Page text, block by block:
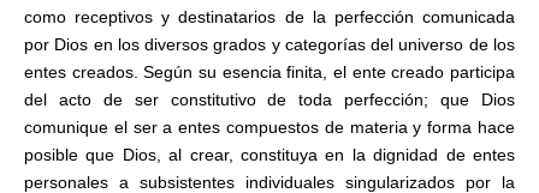
como receptivos y destinatarios de la perfección comunicada
por Dios en los diversos grados y categorías del universo de los
entes creados. Según su esencia finita, el ente creado participa
del acto de ser constitutivo de toda perfección; que Dios
comunique el ser a entes compuestos de materia y forma hace
posible que Dios, al crear, constituya en la dignidad de entes
personales a subsistentes individuales singularizados por la